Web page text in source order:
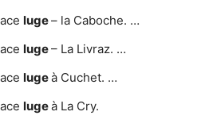
luge– la Caboche. …
luge– La Livraz. …
lugeà Cuchet. …
lugeà La Cry.